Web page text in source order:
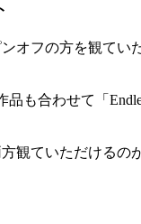
オフの方を観て
も合わせて「
ていただけるの